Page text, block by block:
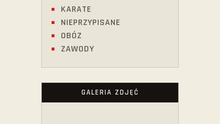
KARATE
NIEPRZYPISANE
OBÓZ
ZAWODY
GALERIA ZDJĘĆ